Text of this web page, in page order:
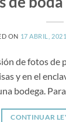
ON 17 ABRIL, 2021
de fotos
y en el
bodega.
CONTINUAR